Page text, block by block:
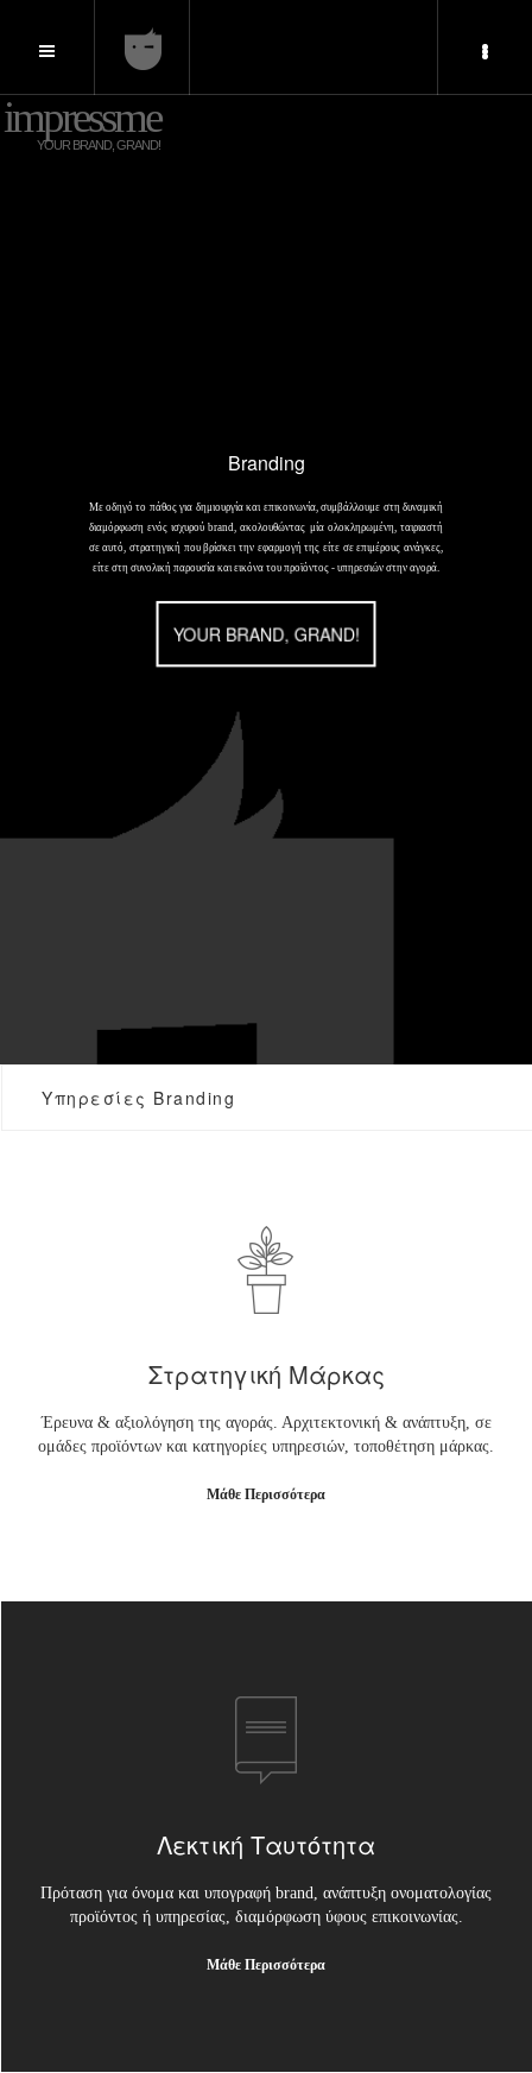
Branding
Με οδηγό το πάθος για δημιουργία και επικοινωνία, συμβάλλουμε στη δυναμική
διαμόρφωση ενός ισχυρού brand, ακολουθώντας μία ολοκληρωμένη, ταιριαστή
σε αυτό, στρατηγική που βρίσκει την εφαρμογή της είτε σε επιμέρους ανάγκες,
είτε στη συνολική παρουσία και εικόνα του προϊόντος - υπηρεσιών στην αγορά.
YOUR BRAND, GRAND!
impressme
YOUR BRAND, GRAND!
Υπηρεσίες Branding
Στρατηγική Μάρκας
Έρευνα & αξιολόγηση της αγοράς. Αρχιτεκτονική & ανάπτυξη, σε
ομάδες προϊόντων και κατηγορίες υπηρεσιών, τοποθέτηση μάρκας.
Μάθε Περισσότερα
Λεκτική Ταυτότητα
Πρόταση για όνομα και υπογραφή brand, ανάπτυξη ονοματολογίας
προϊόντος ή υπηρεσίας, διαμόρφωση ύφους επικοινωνίας.
Μάθε Περισσότερα